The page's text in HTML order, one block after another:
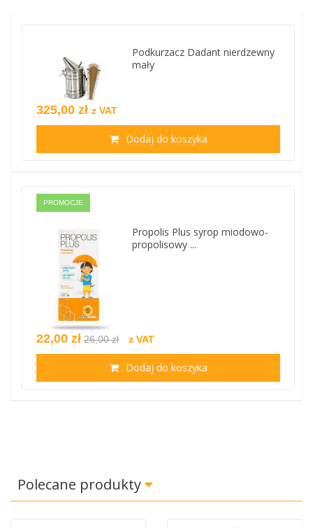
Podkurzacz Dadant nierdzewny
mały
325,00 zł z VAT
Dodaj do koszyka
PROMOCJE
Propolis Plus syrop miodowo-
propolisowy ...
22,00 zł 26,00 zł z VAT
Dodaj do koszyka
Polecane produkty